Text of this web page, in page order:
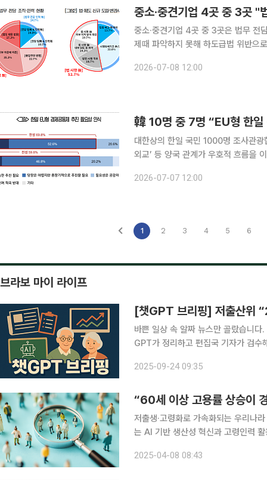
중소·중견기업 4곳 중 3곳
중소·중견기업 4곳 중 3곳은 법무 전
제때 파악하지 못해 하도급법 위반으
실시한 '중소·중견기업 법·제도 대응
2026-07-08 12:00
韓 10명 중 7명 “EU형 한
대한상의 한일 국민 1000명 조사관광협력도 韓
외교’ 등 양국 관계가 우호적 흐름을
(EU)과 같은 경제공동체를 추진해야
2026-07-07 12:00
1 2 3 4 5 6
브라보 마이 라이프
[챗GPT 브리핑] 저출산위
바쁜 일상 속 알짜 뉴스만 골랐습니다
GPT가 정리하고 편집국 기자가 검수해 전해드립니다. ◆저출산위
어설 수 있다”며 23일 경고했다. 대구
2025-09-24 09:35
“60세 이상 고용률 상승이
저출생·고령화로 가속화되는 우리나
는 AI 기반 생산성 혁신과 고령인력
고령화 적응 전략’ 보고서에서 “우리
2025-04-08 08:43